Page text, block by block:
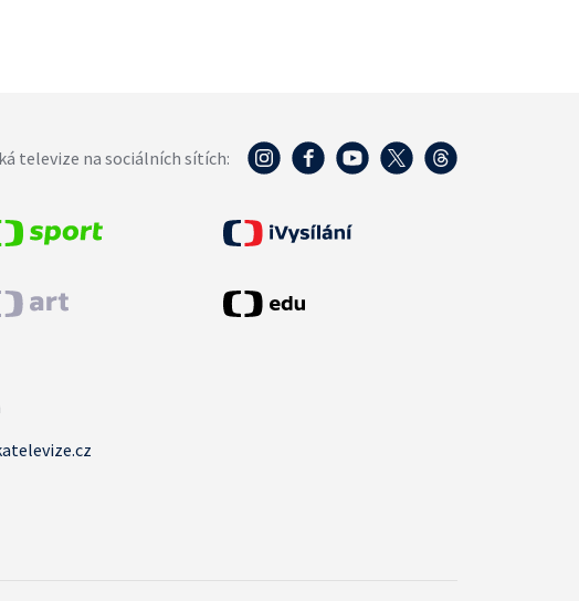
televize na sociálních sítích: